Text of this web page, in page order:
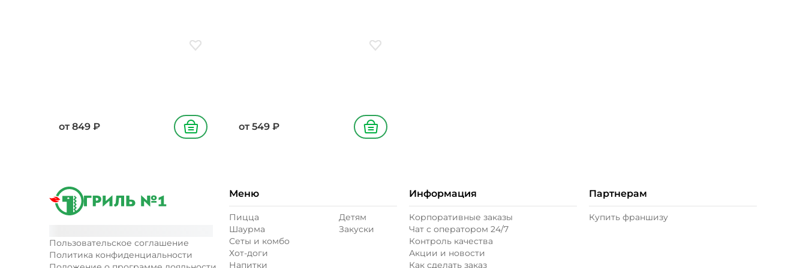
Добавить в избранное
от 849 ₽ В корзину
Добавить в избранное
от 549 ₽ В корзину
Пользовательское соглашение
Политика конфиденциальности
Меню
Пицца
Шаурма
Сеты и комбо
Хот-доги
Напитки
Детям
Закуски
Информация
Корпоративные заказы
Чат с оператором 24/7
Контроль качества
Акции и новости
Как сделать заказ
Партнерам
Купить франшизу